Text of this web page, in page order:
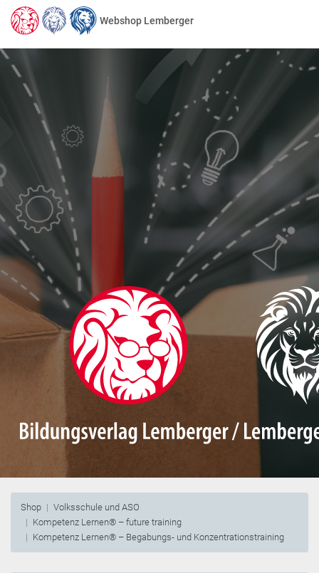
Webshop Lemberger
Shop
Volksschule und ASO
Kompetenz Lernen® – future training
Kompetenz Lernen® – Begabungs- und Konzentrationstraining